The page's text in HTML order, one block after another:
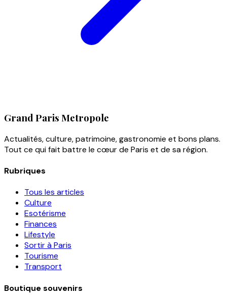
Grand Paris Metropole
Actualités, culture, patrimoine, gastronomie et bons plans.
Tout ce qui fait battre le cœur de Paris et de sa région.
Rubriques
Tous les articles
Culture
Esotérisme
Finances
Lifestyle
Sortir à Paris
Tourisme
Transport
Boutique souvenirs